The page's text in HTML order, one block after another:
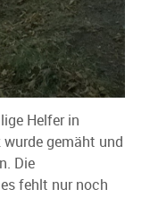
Helfer in
gemäht und
Die
fehlt nur noch